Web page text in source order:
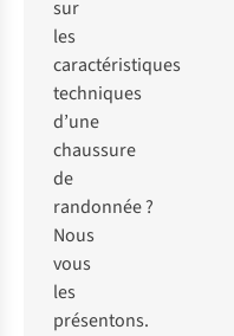
sur
les
caractéristiques
techniques
d’une
chaussure
de
randonnée ?
Nous
vous
les
présentons.